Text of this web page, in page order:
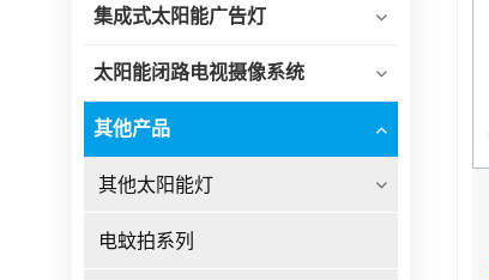
集成式太阳能广告灯
太阳能闭路电视摄像系统
其他产品
其他太阳能灯
电蚊拍系列